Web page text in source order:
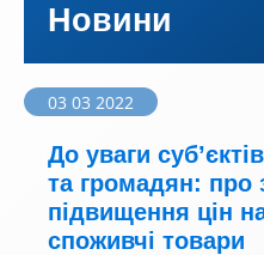
Новини
03 03 2022
До уваги
та громадян: про
підвищення цін
споживчі товари